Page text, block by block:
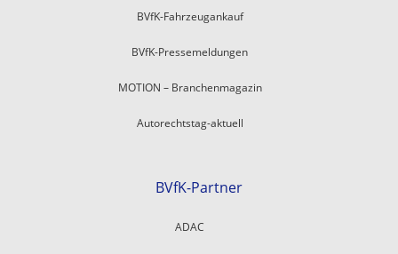
BVfK-Fahrzeugankauf
BVfK-Pressemeldungen
MOTION – Branchenmagazin
Autorechtstag-aktuell
BVfK-Partner
ADAC